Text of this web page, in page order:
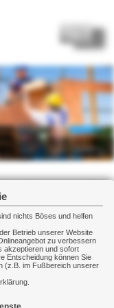
nichts Böses und helfen
Betrieb unserer Website
zu verbessern
akzeptieren und sofort
Entscheidung können Sie
(z.B. im Fußbereich unserer
auch zahlt, wenn
Ermittlung des
Unterversicherung